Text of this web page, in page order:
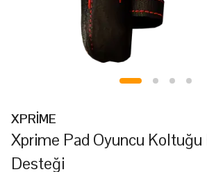
XPRİME
Xprime Pad Oyuncu
Desteği